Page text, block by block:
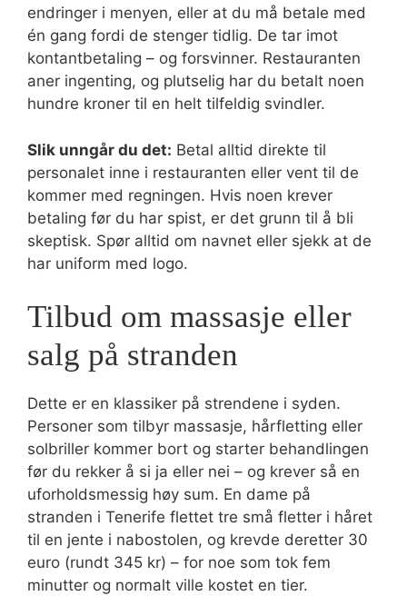
endringer i menyen, eller at du må betale med
én gang fordi de stenger tidlig. De tar imot
kontantbetaling – og forsvinner. Restauranten
aner ingenting, og plutselig har du betalt noen
hundre kroner til en helt tilfeldig svindler.
Slik unngår du det: Betal alltid direkte til
personalet inne i restauranten eller vent til de
kommer med regningen. Hvis noen krever
betaling før du har spist, er det grunn til å bli
skeptisk. Spør alltid om navnet eller sjekk at de
har uniform med logo.
Tilbud om massasje eller
salg på stranden
Dette er en klassiker på strendene i syden.
Personer som tilbyr massasje, hårfletting eller
solbriller kommer bort og starter behandlingen
før du rekker å si ja eller nei – og krever så en
uforholdsmessig høy sum. En dame på
stranden i Tenerife flettet tre små fletter i håret
til en jente i nabostolen, og krevde deretter 30
euro (rundt 345 kr) – for noe som tok fem
minutter og normalt ville kostet en tier.